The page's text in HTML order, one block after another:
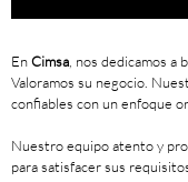
EnCimsa , nos dedicamos
Valoramos su negocio.
confiables con un enfoque
Nuestro equipo atento y
para satisfacer sus